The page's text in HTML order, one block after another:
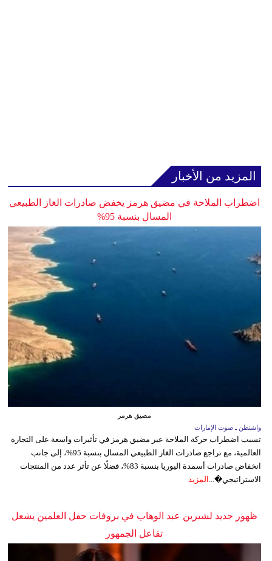
المزيد من الأخبار
اضطراب الملاحة في مضيق هرمز يخفض صادرات الغاز الطبيعي
المسال بنسبة 95%
مضيق هرمز
واشنطن ـ صوت الإمارات
تسبب اضطراب حركة الملاحة عبر مضيق هرمز في تأثيرات واسعة على التجارة
العالمية، مع تراجع صادرات الغاز الطبيعي المسال بنسبة 95%، إلى جانب
انخفاض صادرات أسمدة اليوريا بنسبة 83%، فضلًا عن تأثر عدد من المنتجات
الاستراتيجي�... المزيد
ظهور جديد لشيرين عبد الوهاب في بروفات حفل العلمين يشعل
تفاعل الجمهور